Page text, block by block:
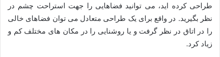
طراحی کرده اید، می توانید فضاهایی را جهت استراحت چشم در
نظر بگیرید. در واقع برای یک طراحی متعادل می توان فضاهای خالی
را در اتاق در نظر گرفت و یا روشنایی را در مکان های مختلف کم و
زیاد کرد.